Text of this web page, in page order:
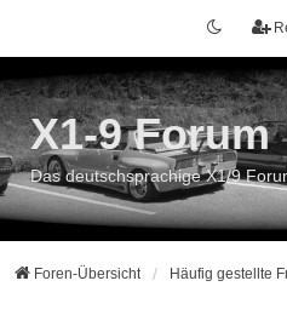
X1-9 Forum
Das deutschsprachige X1/9
Foren-Übersicht Häufig gestellte